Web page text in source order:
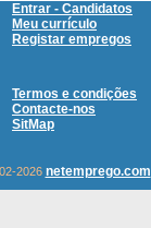
Entrar - Candidatos
Meu currículo
Registar empregos
Termos e condições
Contacte-nos
SitMap
2026 netemprego.com